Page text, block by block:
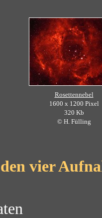
Rosettennebel
1600 x 1200 Pixel
320 Kb
© H. Fülling
vier